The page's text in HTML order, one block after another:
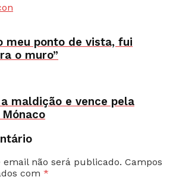
meu ponto de vista, fui
o muro”
maldição e vence pela
email não será publicado. Campos
com *